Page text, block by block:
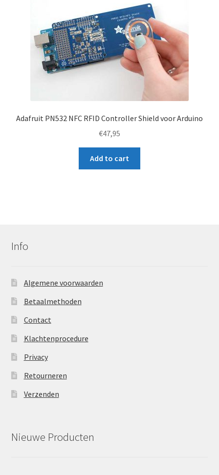
Adafruit PN532 NFC RFID Controller Shield voor Arduino
€47,95
Add to cart
Info
Algemene voorwaarden
Betaalmethoden
Contact
Klachtenprocedure
Privacy
Retourneren
Verzenden
Nieuwe Producten